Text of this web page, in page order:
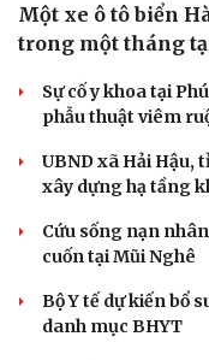
Một xe ô tô biển
trong một tháng
Sự cố y khoa tại
phẫu thuật viêm
UBND xã Hải Hậu,
xây dựng hạ tầng
Cứu sống nạn
cuốn tại Mũi Nghê
Bộ Y tế dự kiến bổ
danh mục BHYT